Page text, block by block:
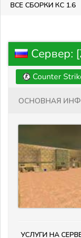
ВСЕ СБОРКИ КС 1.6
Сервер:
Counter
Основная
Услуги на